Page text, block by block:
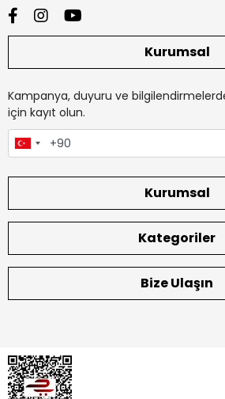
Kurumsal
Kampanya, duyuru ve
için kayıt olun.
Kurumsal
Kategoriler
Bize Ulaşın